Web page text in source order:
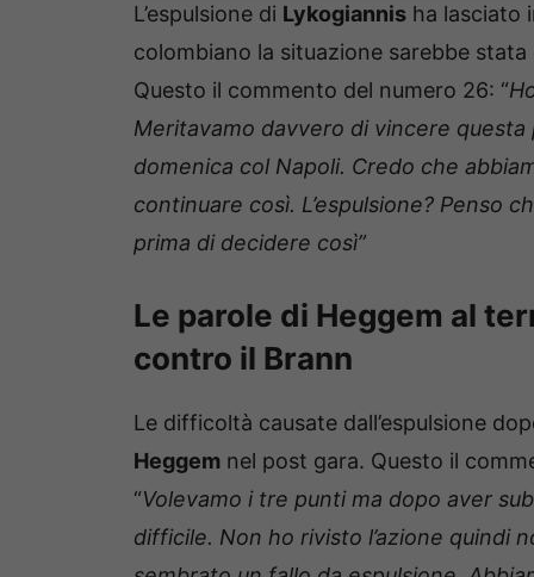
L’espulsione di Lykogiannis ha lasciato
colombiano la situazione sarebbe
Questo il commento del numero 26: “
Meritavamo davvero di vincere
domenica col Napoli. Credo che
continuare così. L’espulsione? Penso
prima di decidere così”
Le parole di Heggem al
contro il Brann
Le difficoltà causate dall’espulsione
Heggem nel post gara. Questo il
“Volevamo i tre punti ma dopo aver
difficile. Non ho rivisto l’azione quindi